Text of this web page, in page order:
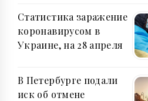
Статистика заражение
коронавирусом в
Украине, на 28 апреля
В Петербурге подали
иск об отмене